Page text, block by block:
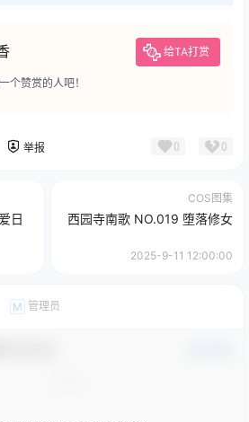
给TA打赏
个赞赏的人吧！
举报 0 0
日
COS图集
西园寺南歌 NO.019 堕落修女
2025-9-11 12:00:00
M 管理员